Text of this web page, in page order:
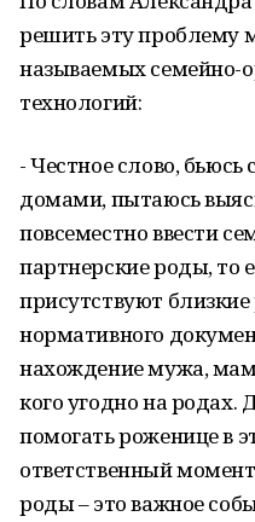
решить эту проблему
называемых семейно-
технологий:
- Честное слово,
домами, пытаюсь
повсеместно ввести
партнерские роды, то
присутствуют
нормативного
нахождение мужа,
кого угодно на родах.
помогать роженице в
ответственный
роды – это важное